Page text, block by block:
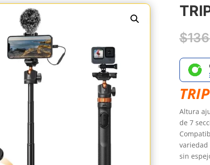
$
Altura
de 7
variedad
sin